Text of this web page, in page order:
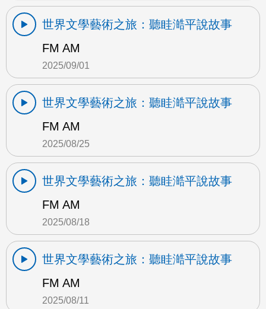
世界文學藝術之旅：聽眭澔平說故事
FM AM
2025/09/01
世界文學藝術之旅：聽眭澔平說故事
FM AM
2025/08/25
世界文學藝術之旅：聽眭澔平說故事
FM AM
2025/08/18
世界文學藝術之旅：聽眭澔平說故事
FM AM
2025/08/11